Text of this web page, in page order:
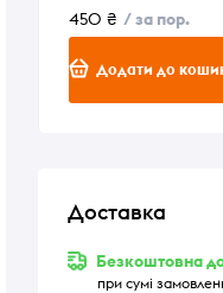
450 ₴ / за пор.
Додати до
Доставка
Безкоштовна
при сумі